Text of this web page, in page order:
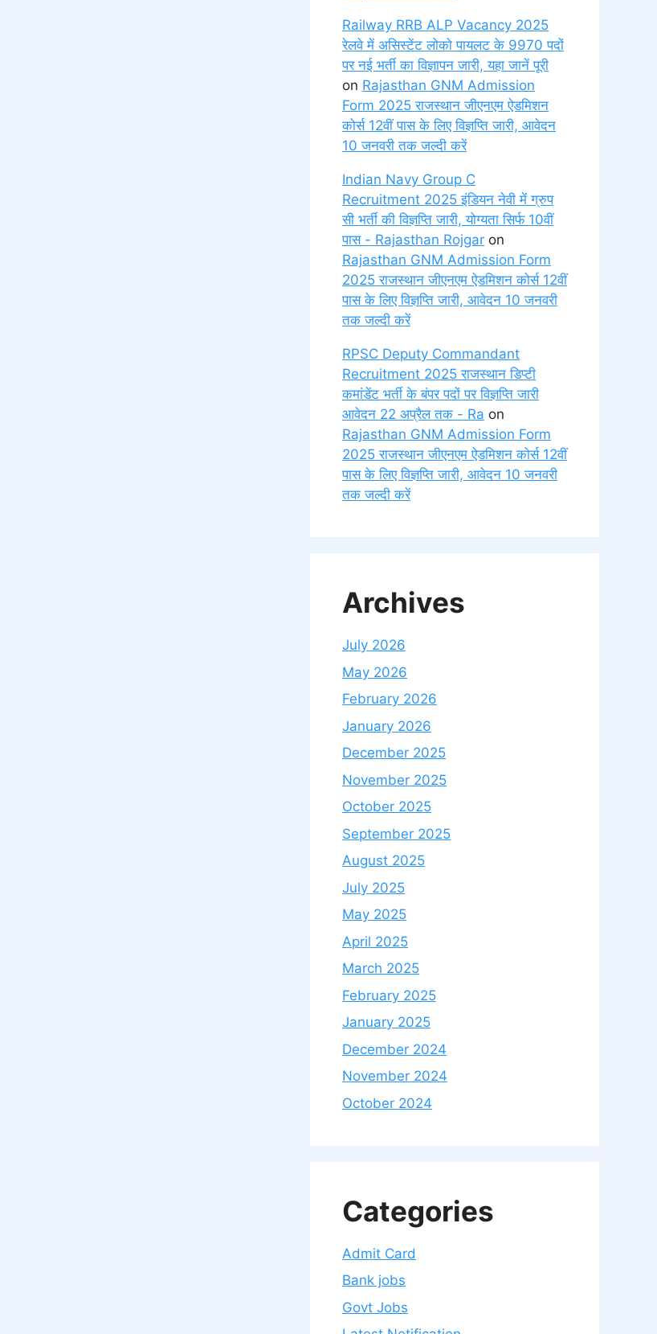
Railway RRB ALP Vacancy 2025
रेलवे में असिस्टेंट लोको पायलट के 9970 पदों
पर नई भर्ती का विज्ञापन जारी, यहा जानें पूरी
on Rajasthan GNM Admission
Form 2025 राजस्थान जीएनएम ऐडमिशन
कोर्स 12वीं पास के लिए विज्ञप्ति जारी, आवेदन
10 जनवरी तक जल्दी करें
Indian Navy Group C
Recruitment 2025 इंडियन नेवी में ग्रुप
सी भर्ती की विज्ञप्ति जारी, योग्यता सिर्फ 10वीं
पास - Rajasthan Rojgar on
Rajasthan GNM Admission Form
2025 राजस्थान जीएनएम ऐडमिशन कोर्स 12वीं
पास के लिए विज्ञप्ति जारी, आवेदन 10 जनवरी
तक जल्दी करें
RPSC Deputy Commandant
Recruitment 2025 राजस्थान डिप्टी
कमांडेंट भर्ती के बंपर पदों पर विज्ञप्ति जारी
आवेदन 22 अप्रैल तक - Ra on
Rajasthan GNM Admission Form
2025 राजस्थान जीएनएम ऐडमिशन कोर्स 12वीं
पास के लिए विज्ञप्ति जारी, आवेदन 10 जनवरी
तक जल्दी करें
Archives
July 2026
May 2026
February 2026
January 2026
December 2025
November 2025
October 2025
September 2025
August 2025
July 2025
May 2025
April 2025
March 2025
February 2025
January 2025
December 2024
November 2024
October 2024
Categories
Admit Card
Bank jobs
Govt Jobs